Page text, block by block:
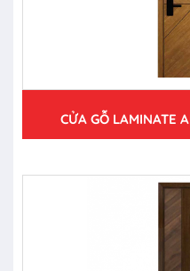
CỬA GỖ LAMINATE